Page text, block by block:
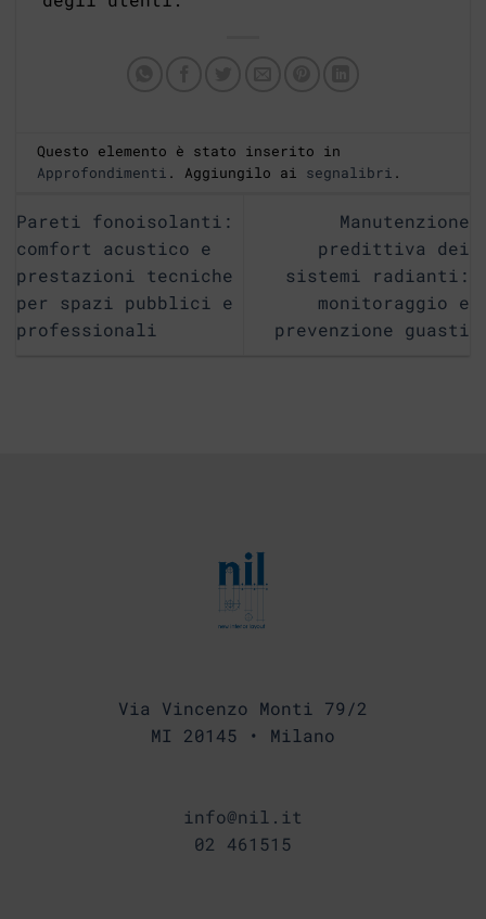
Questo elemento è stato inserito in
Approfondimenti . Aggiungilo ai segnalibri .
Pareti fonoisolanti:
comfort acustico e
prestazioni tecniche
per spazi pubblici e
professionali
Manutenzione
predittiva dei
sistemi radianti:
monitoraggio e
prevenzione guasti
Via Vincenzo Monti 79/2
MI 20145 • Milano
info@nil.it
02 461515